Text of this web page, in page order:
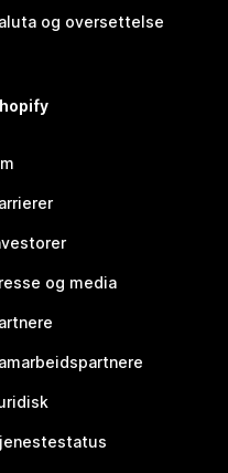
og oversettelse
og media